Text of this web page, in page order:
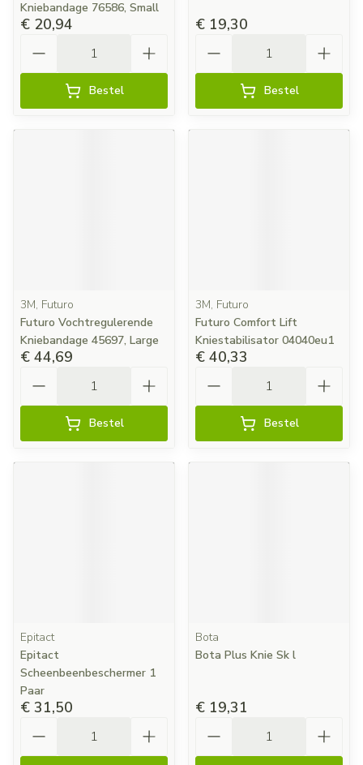
Kniebandage 76586, Small
€ 20,94
Bestel
€ 19,30
Bestel
3M, Futuro
Futuro Vochtregulerende
Kniebandage 45697, Large
€ 44,69
Bestel
3M, Futuro
Futuro Comfort Lift
Kniestabilisator 04040eu1
€ 40,33
Bestel
Epitact
Epitact
Scheenbeenbeschermer 1
Paar
€ 31,50
Bota
Bota Plus Knie Sk l
€ 19,31